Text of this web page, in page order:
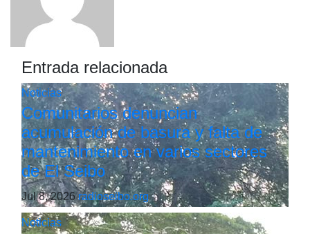
Entrada relacionada
Noticias
Comunitarios denuncian
acumulación de basura y falta de
mantenimiento en varios sectores
de El Seibo
Jul 8, 2026radioseibo.org
Noticias